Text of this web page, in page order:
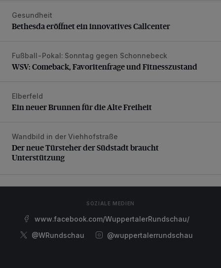
Bethesda eröffnet ein innovatives Callcenter
Gesundheit
Bethesda eröffnet ein innovatives Callcenter
WSV: Comeback, Favoritenfrage und Fitnesszustand
Fußball-Pokal: Sonntag gegen Schonnebeck
WSV: Comeback, Favoritenfrage und Fitnesszustand
Ein neuer Brunnen für die Alte Freiheit
Elberfeld
Ein neuer Brunnen für die Alte Freiheit
Der neue Türsteher der Südstadt braucht Unterstützung
Wandbild in der Viehhofstraße
Der neue Türsteher der Südstadt braucht
Unterstützung
SOZIALE MEDIEN
www.facebook.com/WuppertalerRundschau/
@WRundschau
@wuppertalerrundschau